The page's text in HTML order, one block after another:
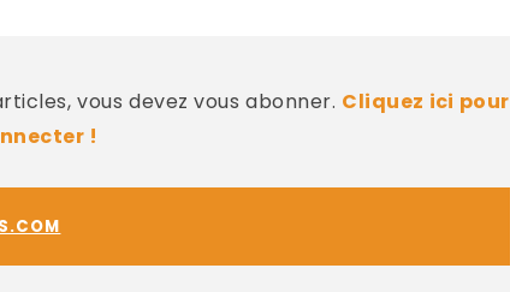
vous devez vous abonner. Cliquez ici pour
!